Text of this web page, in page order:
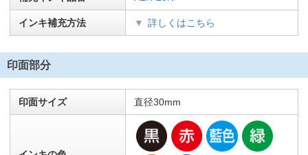
インキ補充方法 詳しくはこちら
印面部分
印面サイズ 直径30mm